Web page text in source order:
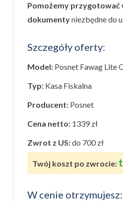
Pomożemy przygotować
dokumentyniezbędne do
Szczegóły oferty:
Model: Posnet Fawag Lite
Typ: Kasa Fiskalna
Producent: Posnet
Cena netto: 1339 zł
Zwrot z US:do 700 zł
Twój koszt po zwrocie:
W cenie otrzymujesz: